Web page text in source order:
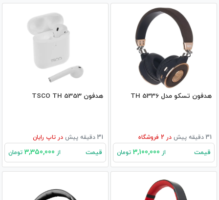
هدفون تسکو مدل TH 5336
31 دقیقه پیش در فروشگاه
قیمت از تومان
هدفون TSCO TH 5353
31 دقیقه پیش در تاپ رایان
قیمت از تومان